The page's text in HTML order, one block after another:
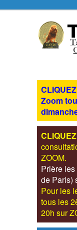
Zoom
ZOOM.
Prière
de Paris)
Pour les
tous les
20h sur